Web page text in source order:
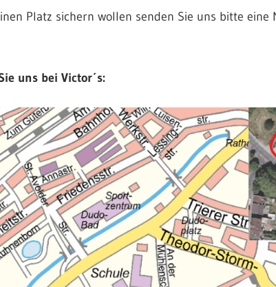
Platz sichern wollen senden Sie uns bitte eine
uns bei Victor´s: